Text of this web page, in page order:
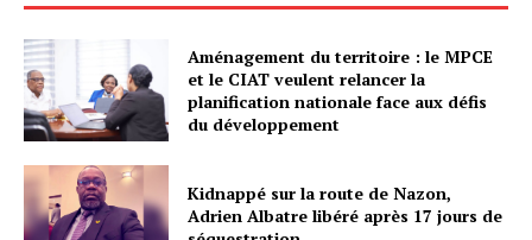
Aménagement du territoire : le MPCE
et le CIAT veulent relancer la
planification nationale face aux défis
du développement
Kidnappé sur la route de Nazon,
Adrien Albatre libéré après 17 jours de